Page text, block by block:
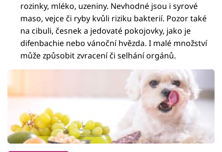
rozinky, mléko, uzeniny. Nevhodné jsou i syrové
maso, vejce či ryby kvůli riziku bakterií. Pozor také
na cibuli, česnek a jedovaté pokojovky, jako je
difenbachie nebo vánoční hvězda. I malé množství
může způsobit zvracení či selhání orgánů.